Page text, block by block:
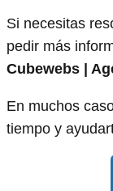
Si necesitas
pedir más
Cubewebs |
En muchos
tiempo y